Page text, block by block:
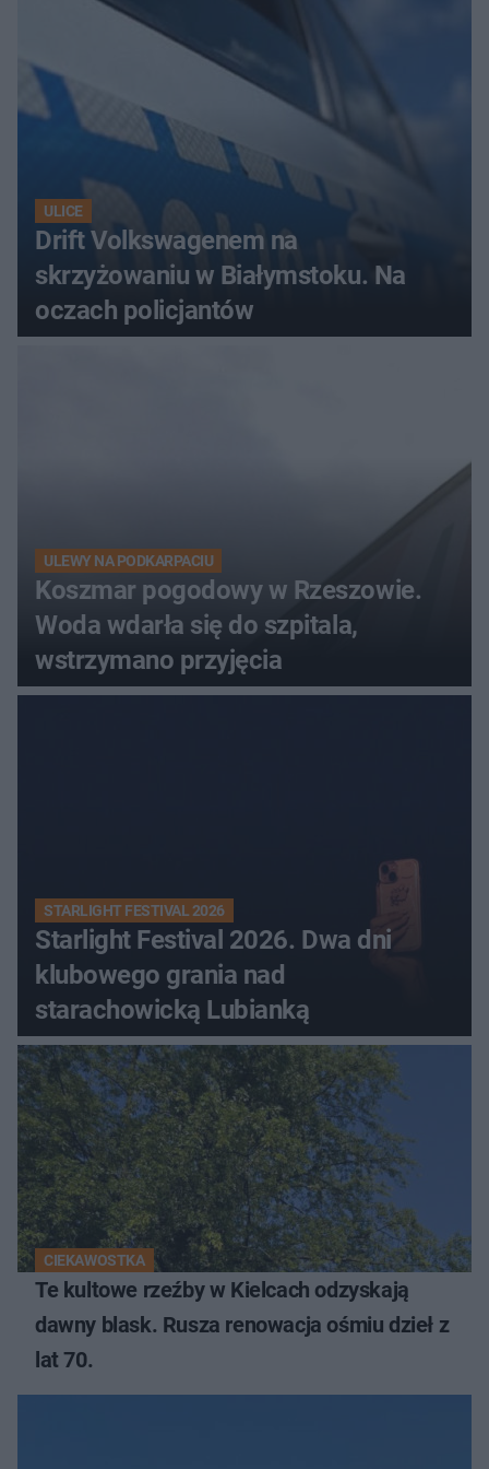
ULICE
Drift Volkswagenem na
skrzyżowaniu w Białymstoku. Na
oczach policjantów
ULEWY NA PODKARPACIU
Koszmar pogodowy w Rzeszowie.
Woda wdarła się do szpitala,
wstrzymano przyjęcia
STARLIGHT FESTIVAL 2026
Starlight Festival 2026. Dwa dni
klubowego grania nad
starachowicką Lubianką
CIEKAWOSTKA
Te kultowe rzeźby w Kielcach odzyskają
dawny blask. Rusza renowacja ośmiu dzieł z
lat 70.